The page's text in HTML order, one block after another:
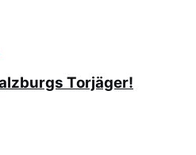
Torjäger!